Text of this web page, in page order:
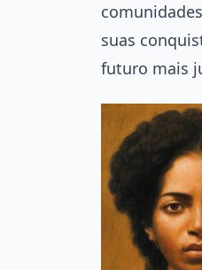
suas
futuro mais